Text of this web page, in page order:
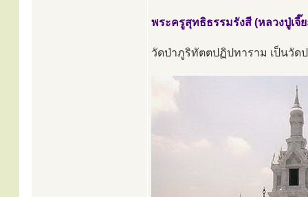
พระครูสุทธิธรรมรังสี (หลวงปู่เจี๊
วัดป่าภูริทัตตปฏิปทาราม เป็นวัด